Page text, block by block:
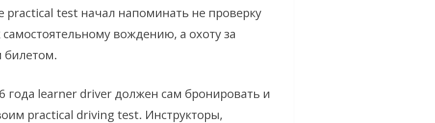
practical test начал напоминать не проверку
самостоятельному вождению, а охоту за
года learner driver должен сам бронировать и
practical driving test. Инструкторы,